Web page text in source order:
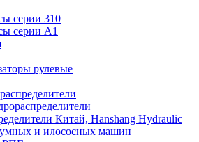
серии 310
серии А1
рулевые
Китай, Hanshang Hydraulic
и илососных машин